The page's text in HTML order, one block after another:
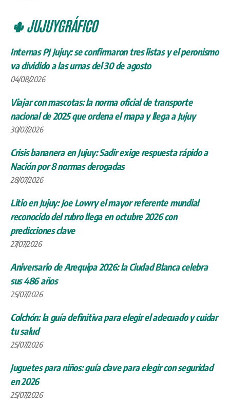
🌵 JUJUYGRÁFICO
Internas PJ Jujuy: se confirmaron tres listas y el peronismo
va dividido a las urnas del 30 de agosto
04/08/2026
Viajar con mascotas: la norma oficial de transporte
nacional de 2025 que ordena el mapa y llega a Jujuy
30/07/2026
Crisis bananera en Jujuy: Sadir exige respuesta rápido a
Nación por 8 normas derogadas
28/07/2026
Litio en Jujuy: Joe Lowry el mayor referente mundial
reconocido del rubro llega en octubre 2026 con
predicciones clave
27/07/2026
Aniversario de Arequipa 2026: la Ciudad Blanca celebra
sus 486 años
25/07/2026
Colchón: la guía definitiva para elegir el adecuado y cuidar
tu salud
25/07/2026
Juguetes para niños: guía clave para elegir con seguridad
en 2026
25/07/2026